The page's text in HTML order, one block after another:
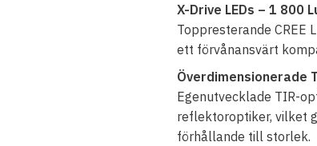
X-Drive LEDs – 1 800
Toppresterande CREE
ett förvånansvärt
Överdimensionerade
Egenutvecklade TIR-
reflektoroptiker, vilket
förhållande till storlek.